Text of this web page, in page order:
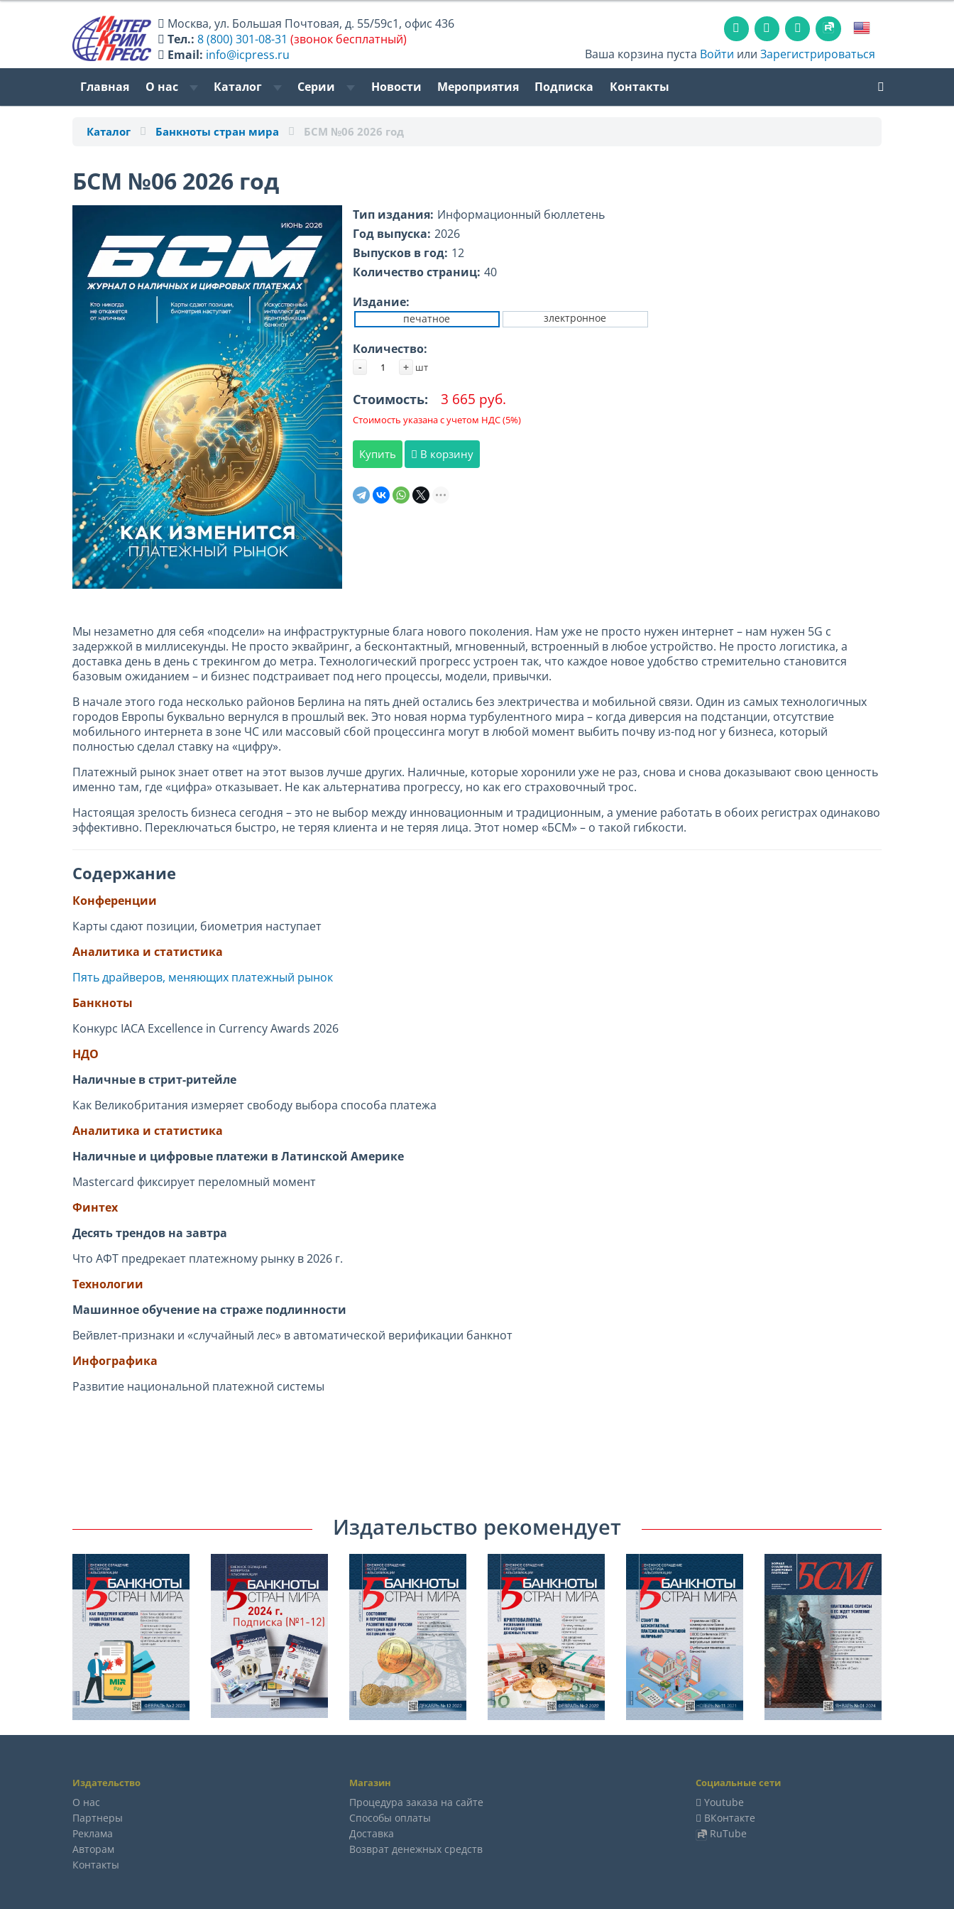
Москва,ул. Большая Почтовая, д. 55/59с1, офис 436
Тел.: 8 (800) 301-08-31 (звонок бесплатный)
Email: info@icpress.ru Ваша корзина пуста Войти илиЗарегистрироваться
Главная О нас Каталог Серии Новости Мероприятия Подписка Контакты
Каталог Банкноты стран мира БСМ №06 2026 год
БСМ №06 2026 год
Тип издания: Информационный бюллетень
Год выпуска: 2026
Выпусков в год: 12
Количество страниц: 40
Издание:
печатное злектронное
Количество:
- + шт
Стоимость: 3 665 руб.
Стоимость указана с учетом НДС (5%)
Купить В корзину
Мы незаметно для себя «подсели» на инфраструктурные блага нового поколения. Нам уже не просто нужен интернет – нам нужен 5G с
задержкой в миллисекунды. Не просто эквайринг, а бесконтактный, мгновенный, встроенный в любое устройство. Не просто логистика, а
доставка день в день с трекингом до метра. Технологический прогресс устроен так, что каждое новое удобство стремительно становится
базовым ожиданием – и бизнес подстраивает под него процессы, модели, привычки.
В начале этого года несколько районов Берлина на пять дней остались без электричества и мобильной связи. Один из самых технологичных
городов Европы буквально вернулся в прошлый век. Это новая норма турбулентного мира – когда диверсия на подстанции, отсутствие
мобильного интернета в зоне ЧС или массовый сбой процессинга могут в любой момент выбить почву из-под ног у бизнеса, который
полностью сделал ставку на «цифру».
Платежный рынок знает ответ на этот вызов лучше других. Наличные, которые хоронили уже не раз, снова и снова доказывают свою ценность
именно там, где «цифра» отказывает. Не как альтернатива прогрессу, но как его страховочный трос.
Настоящая зрелость бизнеса сегодня – это не выбор между инновационным и традиционным, а умение работать в обоих регистрах одинаково
эффективно. Переключаться быстро, не теряя клиента и не теряя лица. Этот номер «БСМ» – о такой гибкости.
Содержание
Конференции
Карты сдают позиции, биометрия наступает
Аналитика и статистика
Пять драйверов, меняющих платежный рынок
Банкноты
Конкурс IACA Excellence in Currency Awards 2026
НДО
Наличные в стрит-ритейле
Как Великобритания измеряет свободу выбора способа платежа
Аналитика и статистика
Наличные и цифровые платежи в Латинской Америке
Mastercard фиксирует переломный момент
Финтех
Десять трендов на завтра
Что АФТ предрекает платежному рынку в 2026 г.
Технологии
Машинное обучение на страже подлинности
Вейвлет-признаки и «случайный лес» в автоматической верификации банкнот
Инфографика
Развитие национальной платежной системы
Издательство рекомендует
Издательство
О нас
Партнеры
Реклама
Авторам
Контакты
Магазин
Процедура заказа на сайте
Способы оплаты
Доставка
Возврат денежных средств
Социальные сети
Youtube
ВКонтакте
RuTube